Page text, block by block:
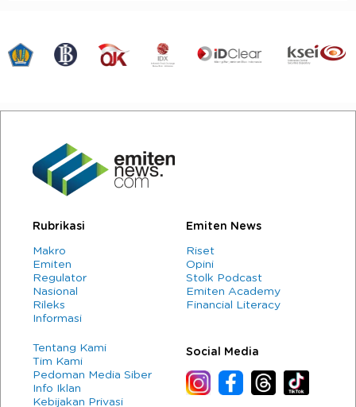
Rubrikasi
Makro
Emiten
Regulator
Nasional
Rileks
Informasi
Emiten News
Riset
Opini
Stolk Podcast
Emiten Academy
Financial Literacy
Tentang Kami
Tim Kami
Pedoman Media Siber
Info Iklan
Kebijakan Privasi
Social Media